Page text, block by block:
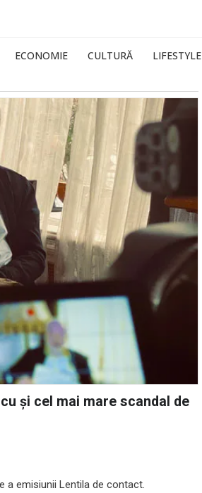
ECONOMIE CULTURĂ LIFESTYLE
și cel mai mare scandal de
a emisiunii Lentila de contact.